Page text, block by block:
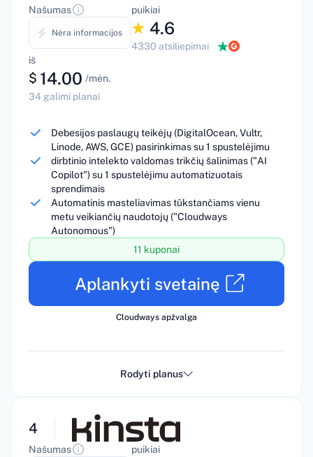
Našumas
Nėra informacijos
puikiai
4.6
4330 atsiliepimai
iš
$ 14.00 /mėn.
34 galimi planai
Debesijos paslaugų teikėjų (DigitalOcean, Vultr,
Linode, AWS, GCE) pasirinkimas su 1 spustelėjimu
dirbtinio intelekto valdomas trikčių šalinimas ("AI
Copilot") su 1 spustelėjimu automatizuotais
sprendimais
Automatinis masteliavimas tūkstančiams vienu
metu veikiančių naudotojų ("Cloudways
Autonomous")
11 kuponai
Aplankyti svetainę
Cloudways apžvalga
Rodyti planus
4
Našumas puikiai